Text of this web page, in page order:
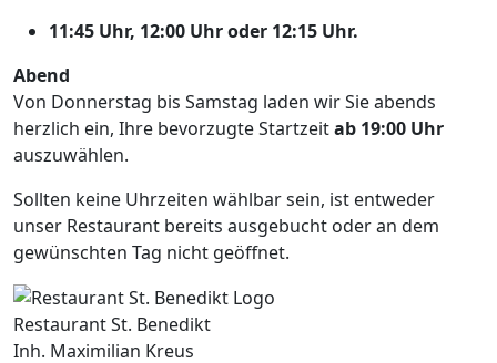
11:45 Uhr, 12:00 Uhr oder 12:15 Uhr.
Abend
Von Donnerstag bis Samstag laden wir Sie abends
herzlich ein, Ihre bevorzugte Startzeitab 19:00 Uhr
auszuwählen.
Sollten keine Uhrzeiten wählbar sein, ist entweder
unser Restaurant bereits ausgebucht oder an dem
gewünschten Tag nicht geöffnet.
Restaurant St. Benedikt
Inh. Maximilian Kreus